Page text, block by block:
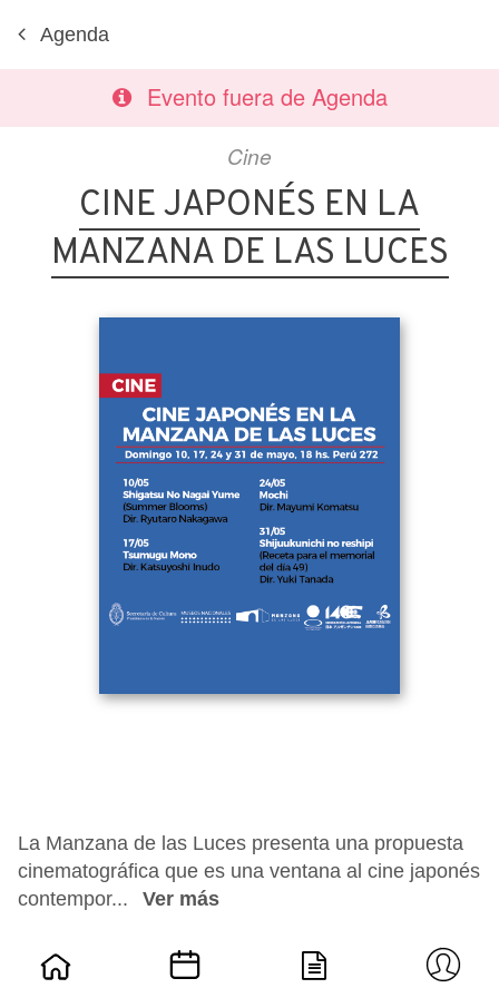
Agenda
Evento fuera de Agenda
Cine
CINE JAPONÉS EN LA
MANZANA DE LAS LUCES
La Manzana de las Luces presenta una propuesta
cinematográfica que es una ventana al cine japonés
contempor...
Ver más